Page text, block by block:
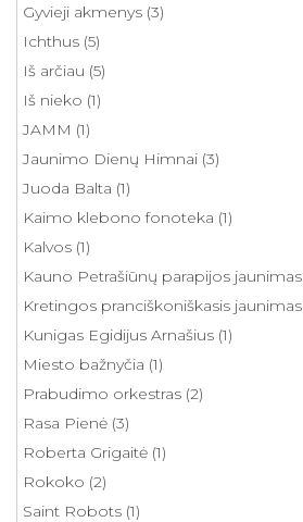
Gyvieji akmenys (3)
Ichthus (5)
Iš arčiau (5)
Iš nieko (1)
JAMM (1)
Jaunimo Dienų Himnai (3)
Juoda Balta (1)
Kaimo klebono fonoteka (1)
Kalvos (1)
Kauno Petrašiūnų parapijos jaunimas
Kretingos pranciškoniškasis jaunimas
Kunigas Egidijus Arnašius (1)
Miesto bažnyčia (1)
Prabudimo orkestras (2)
Rasa Pienė (3)
Roberta Grigaitė (1)
Rokoko (2)
Saint Robots (1)